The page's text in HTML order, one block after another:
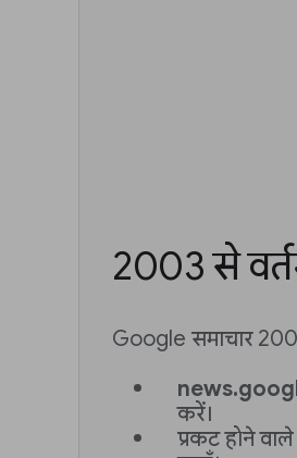
2003 से
Google समाचार
करें।
प्रकट होने